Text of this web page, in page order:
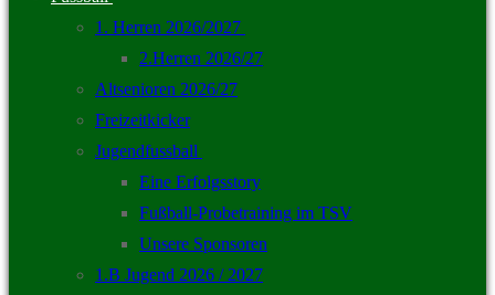
1. Herren 2026/2027
2.Herren 2026/27
Altsenioren 2026/27
Freizeitkicker
Jugendfussball
Eine Erfolgsstory
Fußball-Probetraining im TSV
Unsere Sponsoren
1.B Jugend 2026 / 2027